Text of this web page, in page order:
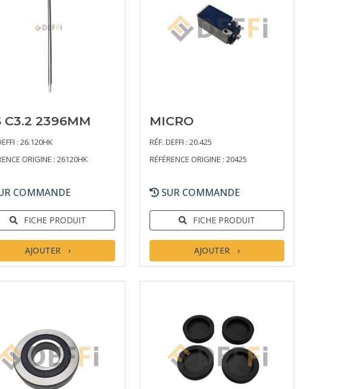
C3.2 2396MM
: 26.120HK
ORIGINE : 26120HK
COMMANDE
FICHE PRODUIT
AJOUTER
MICRO
RÉF. DEFFI : 20.425
RÉFÉRENCE ORIGINE : 20425
SUR COMMANDE
FICHE PRODUIT
AJOUTER